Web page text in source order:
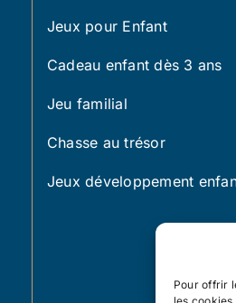
Pour offrir
Jeux pour Enfant
Cadeau enfant dès 3 ans
Jeu familial
Chasse au trésor
Jeux développement